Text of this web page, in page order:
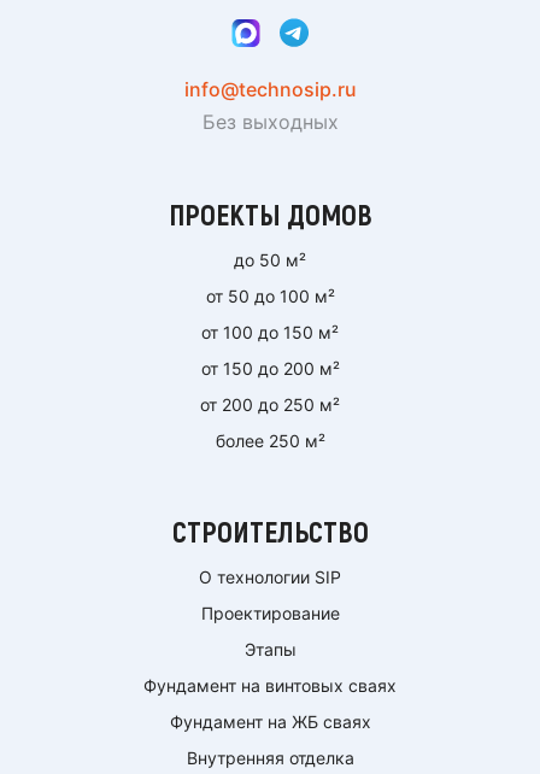
info@technosip.ru
Без выходных
ПРОЕКТЫ ДОМОВ
до 50 м²
от 50 до 100 м²
от 100 до 150 м²
от 150 до 200 м²
от 200 до 250 м²
более 250 м²
СТРОИТЕЛЬСТВО
О технологии SIP
Проектирование
Этапы
Фундамент на винтовых сваях
Фундамент на ЖБ сваях
Внутренняя отделка